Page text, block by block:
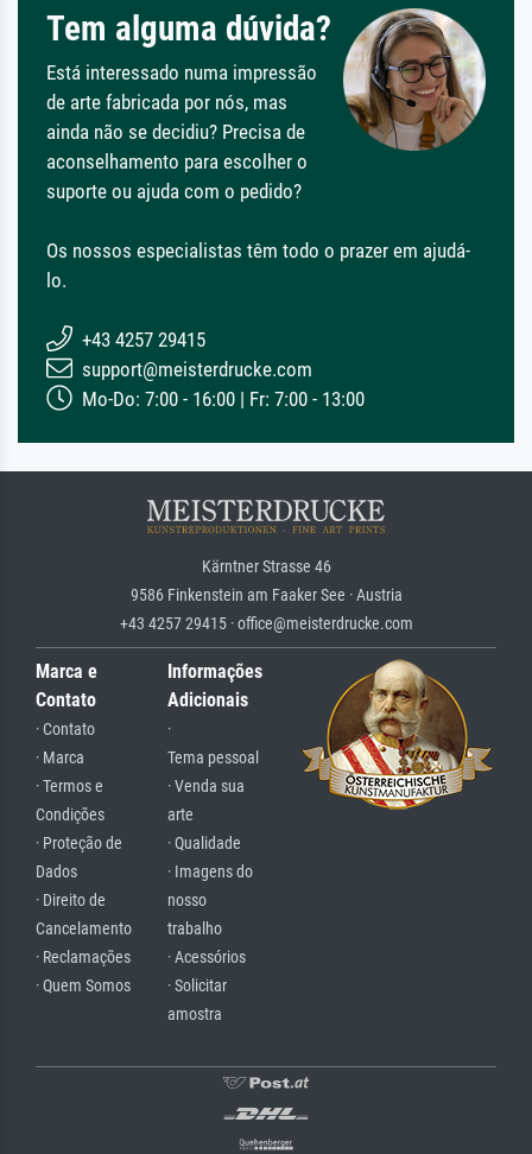
Tem alguma dúvida?
Está interessado numa impressão
de arte fabricada por nós, mas
ainda não se decidiu? Precisa de
aconselhamento para escolher o
suporte ou ajuda com o pedido?
Os nossos especialistas têm todo o prazer em ajudá-
lo.
+43 4257 29415
support@meisterdrucke.com
Mo-Do: 7:00 - 16:00 | Fr: 7:00 - 13:00
Kärntner Strasse 46
9586 Finkenstein am Faaker See · Austria
+43 4257 29415 · office@meisterdrucke.com
Marca e
Contato
· Contato
· Marca
· Termos e
Condições
· Proteção de
Dados
· Direito de
Cancelamento
· Reclamações
· Quem Somos
Informações
Adicionais
·
Tema pessoal
· Venda sua
arte
· Qualidade
· Imagens do
nosso
trabalho
· Acessórios
· Solicitar
amostra